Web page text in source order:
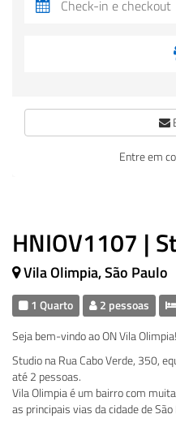
HNIOV1107 |
Vila Olimpia, São Paulo
1 Quarto 2 pessoas
Seja bem-vindo ao ON Vila Olimpia!
Studio na Rua Cabo Verde, 350,
até 2 pessoas.
Vila Olimpia é um bairro com
as principais vias da cidade de São
Entre em